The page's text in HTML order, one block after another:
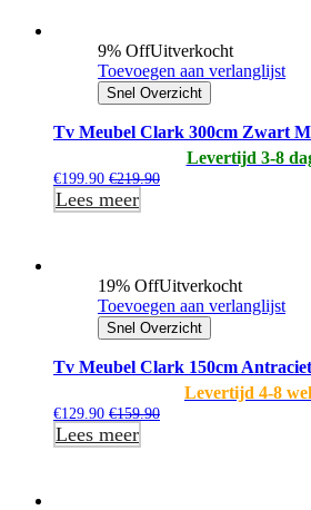
9% OffUitverkocht
Toevoegen aan verlanglijst
Snel Overzicht
Tv Meubel Clark 300cm Zwart
Levertijd 3-8
€199.90 €219.90
Lees meer
19% OffUitverkocht
Toevoegen aan verlanglijst
Snel Overzicht
Tv Meubel Clark 150cm
Levertijd 4-8
€129.90 €159.90
Lees meer